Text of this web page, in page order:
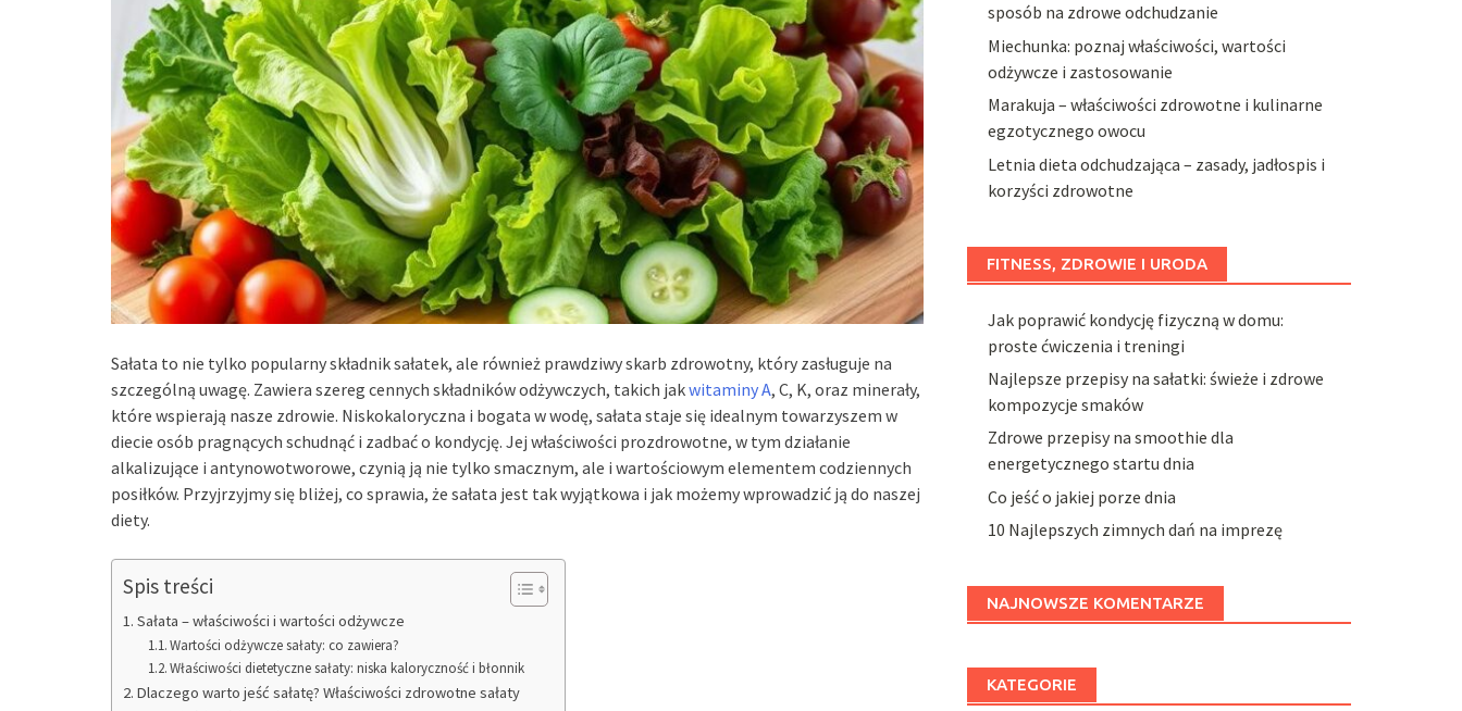
Sałata to nie tylko popularny składnik sałatek, ale również prawdziwy skarb zdrowotny, który zasługuje na
szczególną uwagę. Zawiera szereg cennych składników odżywczych, takich jakwitaminy A, C, K, oraz minerały,
które wspierają nasze zdrowie. Niskokaloryczna i bogata w wodę, sałata staje się idealnym towarzyszem w
diecie osób pragnących schudnąć i zadbać o kondycję. Jej właściwości prozdrowotne, w tym działanie
alkalizujące i antynowotworowe, czynią ją nie tylko smacznym, ale i wartościowym elementem codziennych
posiłków. Przyjrzyjmy się bliżej, co sprawia, że sałata jest tak wyjątkowa i jak możemy wprowadzić ją do naszej
diety.
Spis treści
Sałata – właściwości i wartości odżywcze
Wartości odżywcze sałaty: co zawiera?
Właściwości dietetyczne sałaty: niska kaloryczność i błonnik
Dlaczego warto jeść sałatę? Właściwości zdrowotne sałaty
sposób na zdrowe odchudzanie
Miechunka: poznaj właściwości, wartości
odżywcze i zastosowanie
Marakuja – właściwości zdrowotne i kulinarne
egzotycznego owocu
Letnia dieta odchudzająca – zasady, jadłospis i
korzyści zdrowotne
FITNESS, ZDROWIE I URODA
Jak poprawić kondycję fizyczną w domu:
proste ćwiczenia i treningi
Najlepsze przepisy na sałatki: świeże i zdrowe
kompozycje smaków
Zdrowe przepisy na smoothie dla
energetycznego startu dnia
Co jeść o jakiej porze dnia
10 Najlepszych zimnych dań na imprezę
NAJNOWSZE KOMENTARZE
KATEGORIE